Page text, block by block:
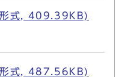
式, 409.39KB)
式, 487.56KB)